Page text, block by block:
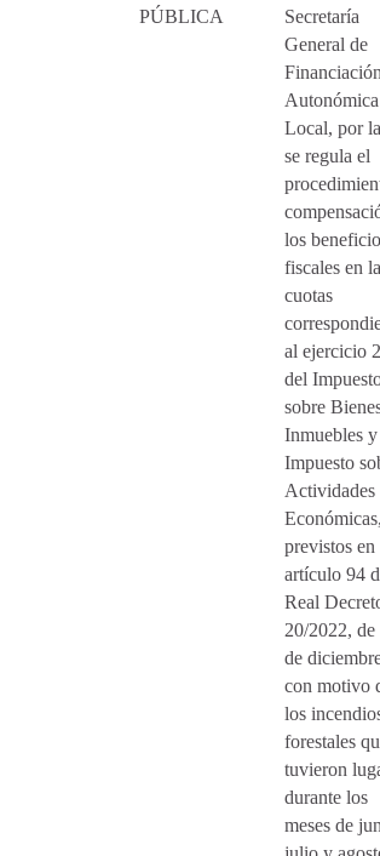
PÚBLICA
Secretaría
General de
Local, por
se regula el
los
fiscales en
cuotas
al ejercicio
del
sobre
Inmuebles
Impuesto
Actividades
previstos en
artículo 94
Real
20/2022, de
de
con motivo
los
forestales
tuvieron
durante los
meses de